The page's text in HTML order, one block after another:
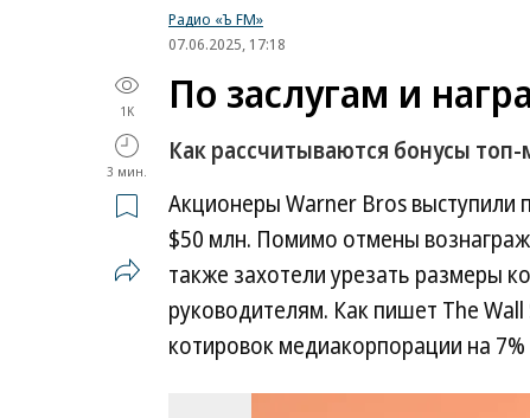
Радио «Ъ FM»
07.06.2025, 17:18
1K
3 мин.
По заслугам и
Как рассчитываются бонусы
Акционеры Warner Bros выступили
$50 млн. Помимо отмены
также захотели урезать размеры
руководителям. Как пишет The
котировок медиакорпорации на